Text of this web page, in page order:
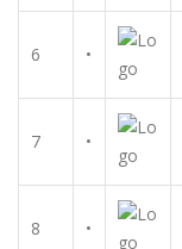
6 •
7 •
8 •